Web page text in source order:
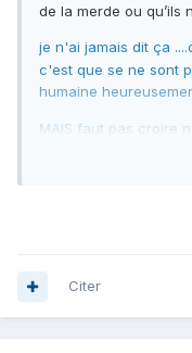
de la merde ou qu’ils
je n'ai jamais dit ça
c'est que se ne sont
humaine
MAIS faut pas croire
si...si....au contraire
Citer